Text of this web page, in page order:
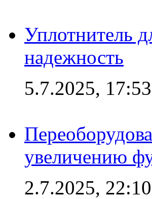
Уплотнитель
надежность
5.7.2025, 17:53
увеличению
2.7.2025, 22:10